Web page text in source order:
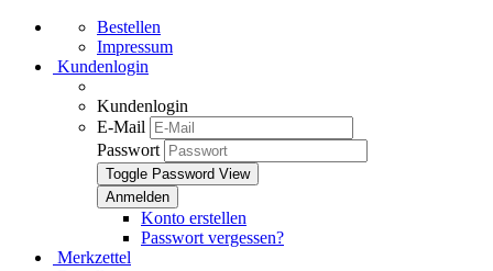
Bestellen
Impressum
Kundenlogin
Kundenlogin
E-Mail
Passwort
Toggle Password View
Konto erstellen
Passwort vergessen?
Merkzettel